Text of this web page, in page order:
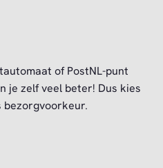
of PostNL-punt
je zelf veel beter! Dus kies
bezorgvoorkeur.